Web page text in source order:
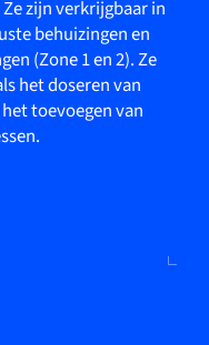
zijn verkrijgbaar in
behuizingen en
(Zone 1 en 2). Ze
het doseren van
toevoegen van